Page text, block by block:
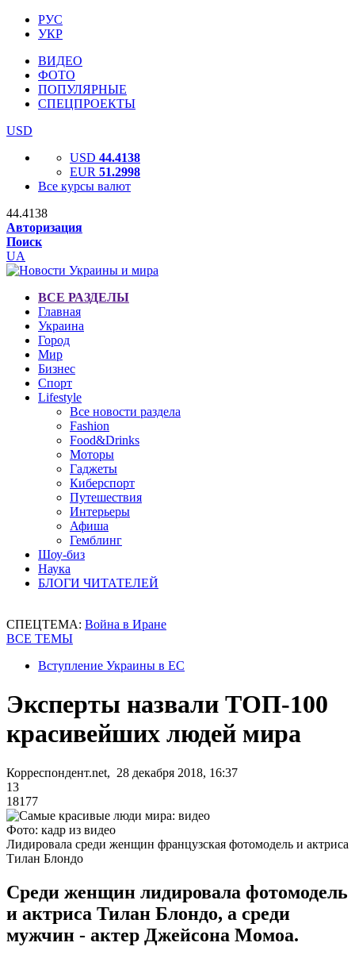
РУС
УКР
ВИДЕО
ФОТО
ПОПУЛЯРНЫЕ
СПЕЦПРОЕКТЫ
USD
USD 44.4138
EUR 51.2998
Все курсы валют
44.4138
Авторизация
Поиск
UA
ВСЕ РАЗДЕЛЫ
Главная
Украина
Город
Мир
Бизнес
Спорт
Lifestyle
Все новости раздела
Fashion
Food&Drinks
Моторы
Гаджеты
Киберспорт
Путешествия
Интерьеры
Афиша
Гемблинг
Шоу-биз
Наука
БЛОГИ ЧИТАТЕЛЕЙ
СПЕЦТЕМА: Война в Иране
ВСЕ ТЕМЫ
Вступление Украины в ЕС
Эксперты назвали ТОП-100
красивейших людей мира
Корреспондент.net, 28 декабря 2018, 16:37
13
18177
Фото: кадр из видео
Лидировала среди женщин французская фотомодель и актриса
Тилан Блондо
Среди женщин лидировала фотомодель
и актриса Тилан Блондо, а среди
мужчин - актер Джейсона Момоа.